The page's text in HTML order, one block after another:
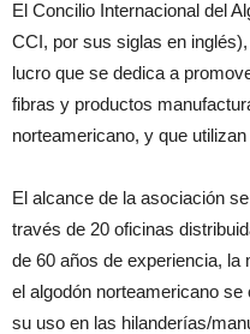
El Concilio Internacional del
CCI, por sus siglas en
lucro que se dedica a
fibras y productos
norteamericano, y que
El alcance de la asociación
través de 20 oficinas
de 60 años de experiencia, la
el algodón norteamericano
su uso en las hilanderías/